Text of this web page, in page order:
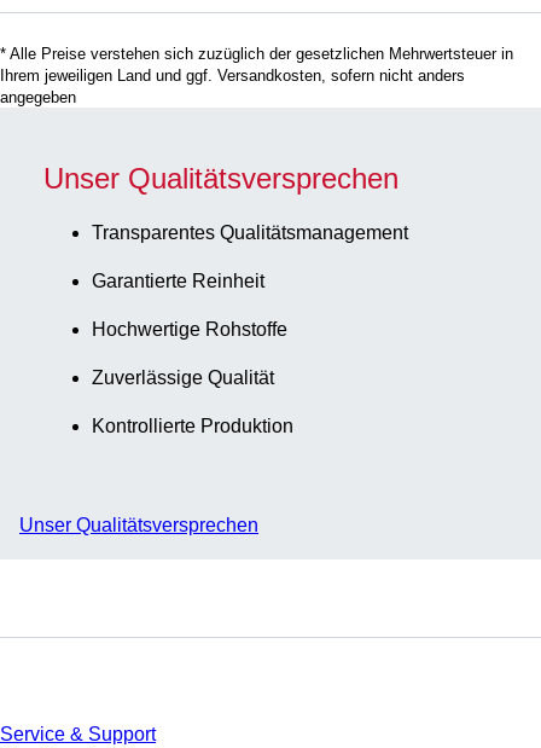
* Alle Preise verstehen sich zuzüglich der gesetzlichen Mehrwertsteuer in
Ihrem jeweiligen Land und ggf. Versandkosten, sofern nicht anders
angegeben
Unser Qualitätsversprechen
Transparentes Qualitätsmanagement
Garantierte Reinheit
Hochwertige Rohstoffe
Zuverlässige Qualität
Kontrollierte Produktion
Unser Qualitätsversprechen
Service & Support